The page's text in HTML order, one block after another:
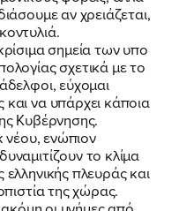
αν χρειάζεται,
σημεία των υπο
σχετικά με το
εύχομαι
να υπάρχει κάποια
Κυβέρνησης.
νέου, ενώπιον
το κλίμα
πλευράς και
της χώρας.